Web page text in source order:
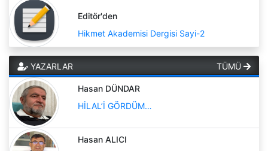
Editör'den
Hikmet Akademisi Dergisi Sayi-2
YAZARLAR TÜMÜ
Hasan DÜNDAR
HİLAL’İ GÖRDÜM…
Hasan ALICI